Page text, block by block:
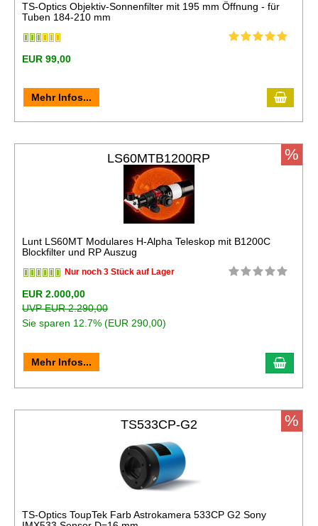
TS-Optics Objektiv-Sonnenfilter mit 195 mm Öffnung - für
Tuben 184-210 mm
EUR 99,00
Mehr Infos... In
LS60MTB1200RP
Lunt LS60MT Modulares H-Alpha Teleskop mit B1200C
Blockfilter und RP Auszug
Nur noch 3 Stück auf Lager
EUR 2.000,00
UVP EUR 2.290,00
Sie sparen 12.7% (EUR 290,00)
Mehr Infos... In
%
TS533CP-G2
TS-Optics ToupTek Farb Astrokamera 533CP G2 Sony
%